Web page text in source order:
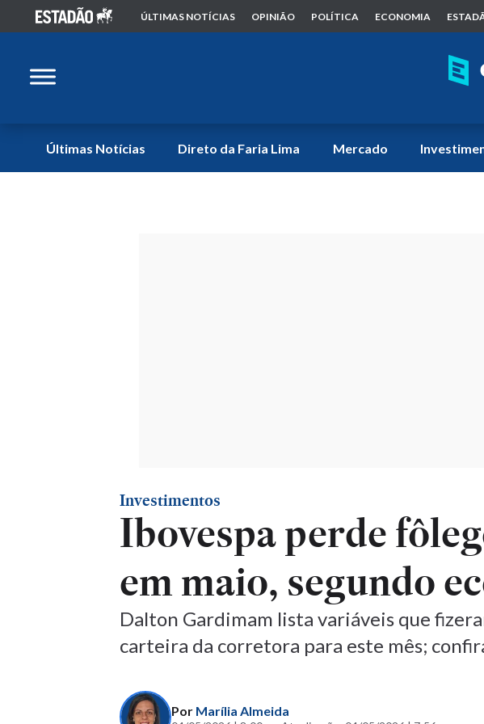
ÚLTIMAS NOTÍCIAS OPINIÃO POLÍTICA ECONOMIA
Últimas Notícias Direto da Faria Lima Mercado
Investimentos
Ibovespa perde
em maio, segundo
Dalton Gardimam lista variáveis que
carteira da corretora para este mês;
Por Marília Almeida